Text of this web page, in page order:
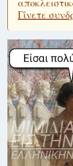
Log in
Γίνετε